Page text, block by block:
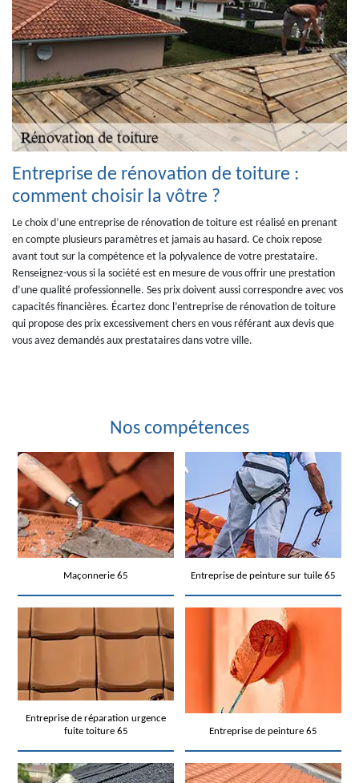
Entreprise de rénovation de toiture :
comment choisir la vôtre ?
Le choix d’une entreprise de rénovation de toiture est réalisé en prenant
en compte plusieurs paramètres et jamais au hasard. Ce choix repose
avant tout sur la compétence et la polyvalence de votre prestataire.
Renseignez-vous si la société est en mesure de vous offrir une prestation
d’une qualité professionnelle. Ses prix doivent aussi correspondre avec vos
capacités financières. Écartez donc l’entreprise de rénovation de toiture
qui propose des prix excessivement chers en vous référant aux devis que
vous avez demandés aux prestataires dans votre ville.
Nos compétences
Maçonnerie 65 Entreprise de peinture sur tuile 65
Entreprise de réparation urgence
fuite toiture 65
Entreprise de peinture 65